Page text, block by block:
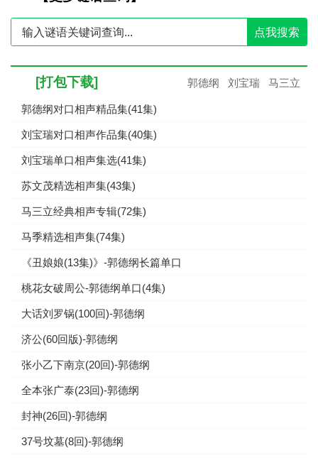
点我搜索
[打包下载] 郭德纲 刘宝瑞 马三立
郭德纲对口相声精品集(41集)
刘宝瑞对口相声作品集(40集)
刘宝瑞单口相声集选(41集)
苏文茂精选相声集(43集)
马三立经典相声专辑(72集)
马季精选相声集(74集)
《丑娘娘(13集)》-郭德纲长篇单口
桃花女破周公-郭德纲单口(4集)
大话刘罗锅(100回)-郭德纲
济公(60回版)-郭德纲
张小乙下南京(20回)-郭德纲
全本张广泰(23回)-郭德纲
封神(26回)-郭德纲
37号坟墓(8回)-郭德纲